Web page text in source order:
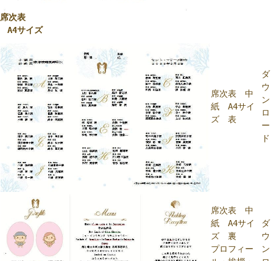
席次表
A4サイズ
席次表 中
紙 A4サイ
ズ 表
ダ
ウ
ン
ロ
ー
ド
席次表 中
紙 A4サイ
ズ 裏
プロフィー
ダ
ウ
ン